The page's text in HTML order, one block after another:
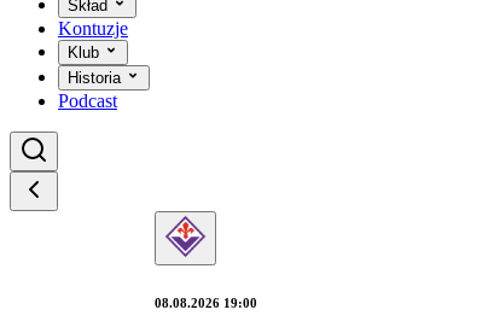
Skład
Kontuzje
Klub
Historia
Podcast
08.08.2026 19:00